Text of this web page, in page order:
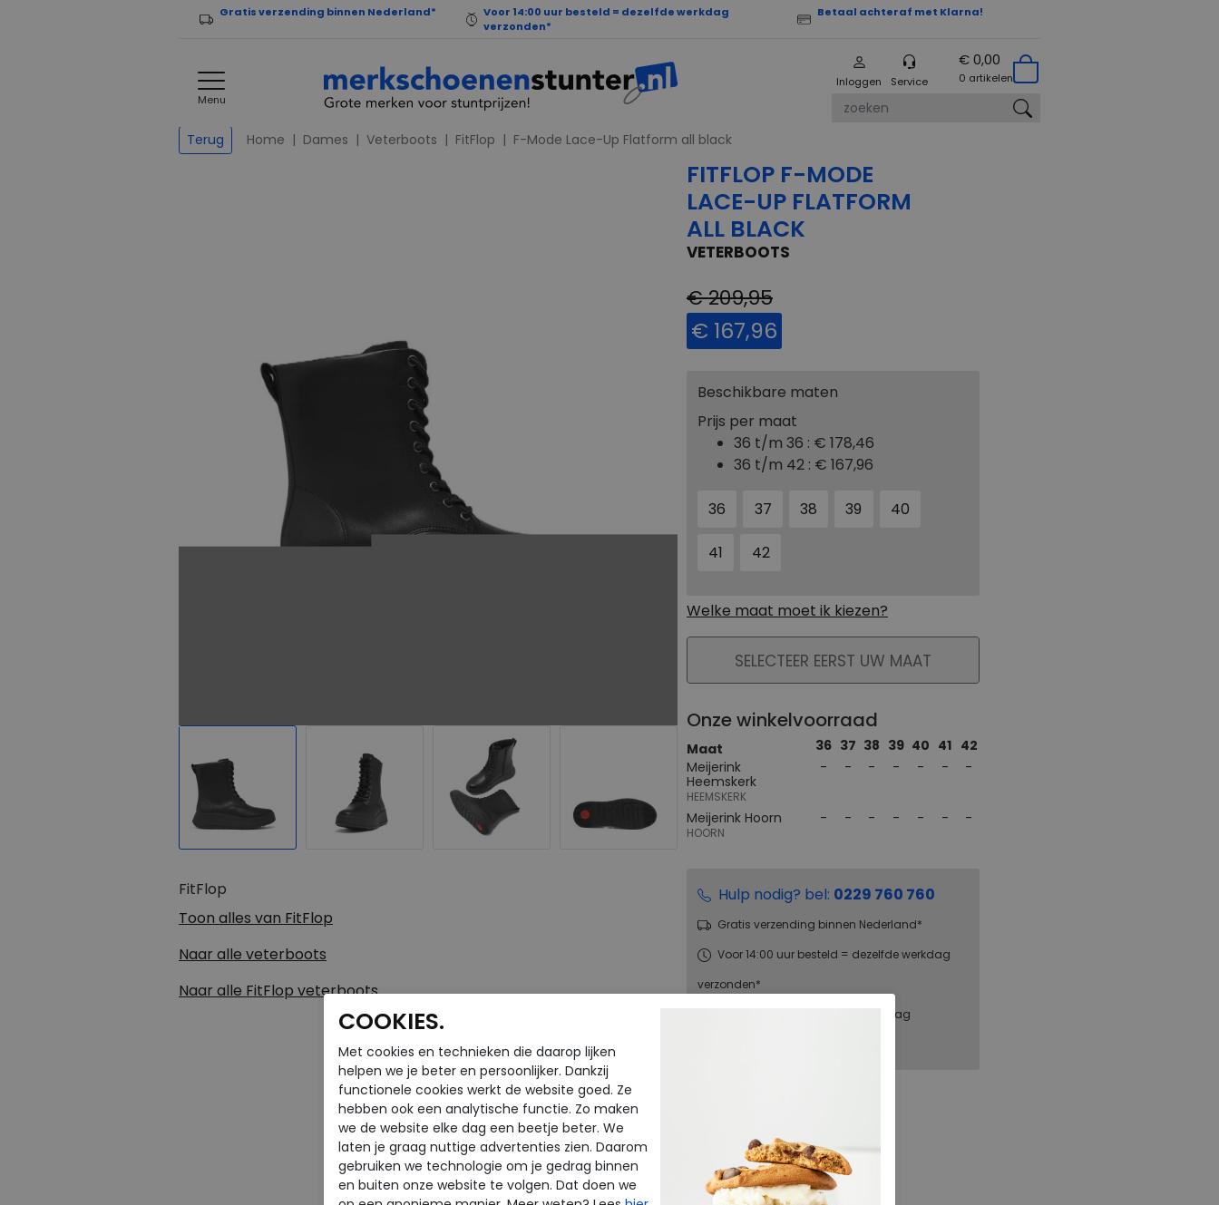
Gratis verzending binnen Nederland*
Voor 14:00 uur besteld = dezelfde werkdag
verzonden*
Betaal achteraf met Klarna!
Menu
Inloggen Service
€ 0,00
0 artikelen
Terug Home Dames Veterboots FitFlop F-Mode Lace-Up Flatform all black
FitFlop
Toon alles van FitFlop
Naar alle veterboots
Naar alle FitFlop veterboots
FITFLOP F-MODE
LACE-UP FLATFORM
ALL BLACK
VETERBOOTS
€ 209,95
€ 167,96
Beschikbare maten
Prijs per maat
36 t/m 36 : € 178,46
36 t/m 42 : € 167,96
36 37 38 39 40
41 42
Welke maat moet ik kiezen?
PLAATS IN WINKELMAND
SELECTEER EERST UW MAAT
Onze winkelvoorraad
Maat 36 37 38 39 40 41 42
Meijerink
Heemskerk
HEEMSKERK
Meijerink Hoorn
HOORN
Hulp nodig? bel: 0229 760 760
Gratis verzending binnen Nederland*
Voor 14:00 uur besteld = dezelfde werkdag
verzonden*
Altijd retourneren, binnen 1 werkdag
Bestelcode
266.01.000061
All black
COOKIES.
Met cookies en technieken die daarop lijken
helpen we je beter en persoonlijker. Dankzij
functionele cookies werkt de website goed. Ze
hebben ook een analytische functie. Zo maken
we de website elke dag een beetje beter. We
laten je graag nuttige advertenties zien. Daarom
gebruiken we technologie om je gedrag binnen
en buiten onze website te volgen. Dat doen we